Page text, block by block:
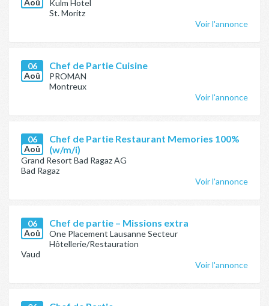
Aoû
Kulm Hotel
St. Moritz
Voir l'annonce
06
Aoû
Chef de Partie Cuisine
PROMAN
Montreux
Voir l'annonce
06
Aoû
Chef de Partie Restaurant Memories 100%
(w/m/i)
Grand Resort Bad Ragaz AG
Bad Ragaz
Voir l'annonce
06
Aoû
Chef de partie – Missions extra
One Placement Lausanne Secteur
Hôtellerie/Restauration
Vaud
Voir l'annonce